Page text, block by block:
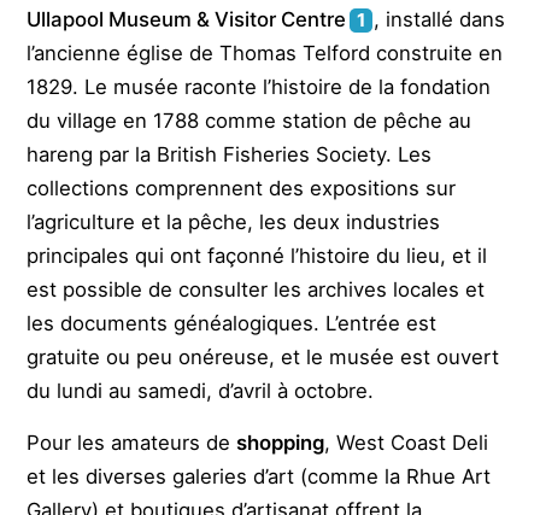
Ullapool Museum & Visitor Centre 1 , installé dans
l’ancienne église de Thomas Telford construite en
1829. Le musée raconte l’histoire de la fondation
du village en 1788 comme station de pêche au
hareng par la British Fisheries Society. Les
collections comprennent des expositions sur
l’agriculture et la pêche, les deux industries
principales qui ont façonné l’histoire du lieu, et il
est possible de consulter les archives locales et
les documents généalogiques. L’entrée est
gratuite ou peu onéreuse, et le musée est ouvert
du lundi au samedi, d’avril à octobre.
Pour les amateurs deshopping, West Coast Deli
et les diverses galeries d’art (comme la Rhue Art